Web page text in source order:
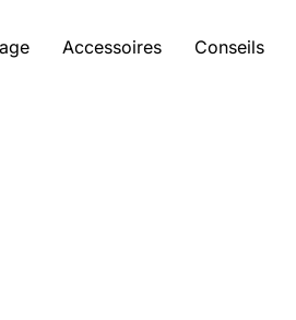
Accessoires Conseils